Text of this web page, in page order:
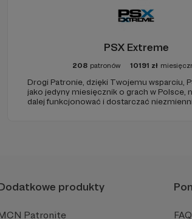
PSX Extreme
208 patronów 10191 zł
Drogi Patronie, dzięki Twojemu wsparciu,
jako jedyny miesięcznik o grach w Polsce,
dalej funkcjonować i dostarczać
produkty
Patronite
FAQ